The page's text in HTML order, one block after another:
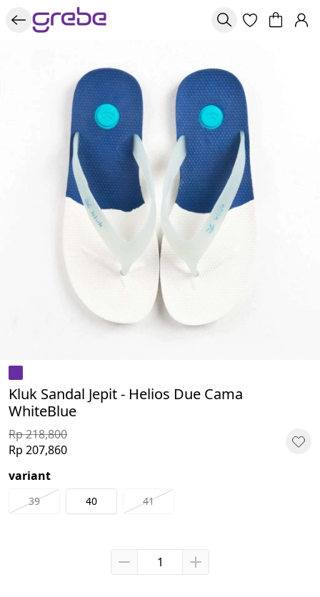
Kluk Sandal Jepit - Helios Due Cama
WhiteBlue
Rp 218,800
Rp 207,860
variant
39 40 41